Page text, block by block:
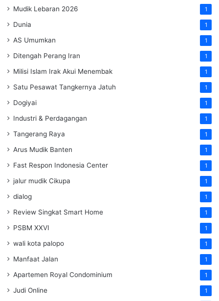
Mudik Lebaran 2026 1
Dunia 1
AS Umumkan 1
Ditengah Perang Iran 1
Milisi Islam Irak Akui Menembak 1
Satu Pesawat Tangkernya Jatuh 1
Dogiyai 1
Industri & Perdagangan 1
Tangerang Raya 1
Arus Mudik Banten 1
Fast Respon Indonesia Center 1
jalur mudik Cikupa 1
dialog 1
Review Singkat Smart Home 1
PSBM XXVI 1
wali kota palopo 1
Manfaat Jalan 1
Apartemen Royal Condominium 1
Judi Online 1